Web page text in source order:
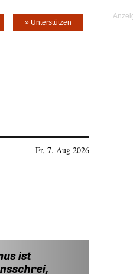
» Unterstützen
Fr, 7. Aug 2026